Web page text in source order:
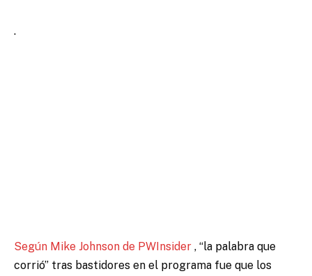
.
Según Mike Johnson de PWInsider , “la palabra que
corrió” tras bastidores en el programa fue que los